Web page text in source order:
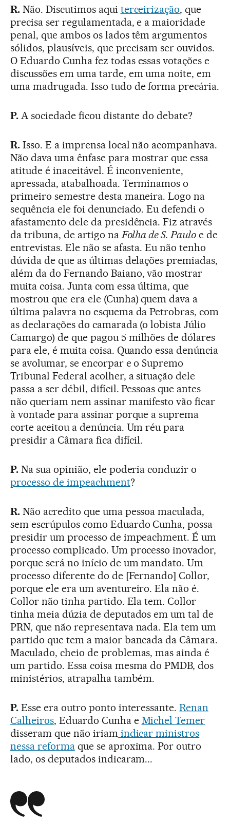
R. Não. Discutimos aqui terceirização, que
precisa ser regulamentada, e a maioridade
penal, que ambos os lados têm argumentos
sólidos, plausíveis, que precisam ser ouvidos.
O Eduardo Cunha fez todas essas votações e
discussões em uma tarde, em uma noite, em
uma madrugada. Isso tudo de forma precária.
P. A sociedade ficou distante do debate?
R. Isso. E a imprensa local não acompanhava.
Não dava uma ênfase para mostrar que essa
atitude é inaceitável. É inconveniente,
apressada, atabalhoada. Terminamos o
primeiro semestre desta maneira. Logo na
sequência ele foi denunciado. Eu defendi o
afastamento dele da presidência. Fiz através
da tribuna, de artigo na Folha de S. Paulo e de
entrevistas. Ele não se afasta. Eu não tenho
dúvida de que as últimas delações premiadas,
além da do Fernando Baiano, vão mostrar
muita coisa. Junta com essa última, que
mostrou que era ele (Cunha) quem dava a
última palavra no esquema da Petrobras, com
as declarações do camarada (o lobista Júlio
Camargo) de que pagou 5 milhões de dólares
para ele, é muita coisa. Quando essa denúncia
se avolumar, se encorpar e o Supremo
Tribunal Federal acolher, a situação dele
passa a ser débil, difícil. Pessoas que antes
não queriam nem assinar manifesto vão ficar
à vontade para assinar porque a suprema
corte aceitou a denúncia. Um réu para
presidir a Câmara fica difícil.
P. Na sua opinião, ele poderia conduzir o
processo de impeachment?
R. Não acredito que uma pessoa maculada,
sem escrúpulos como Eduardo Cunha, possa
presidir um processo de impeachment. É um
processo complicado. Um processo inovador,
porque será no início de um mandato. Um
processo diferente do de [Fernando] Collor,
porque ele era um aventureiro. Ela não é.
Collor não tinha partido. Ela tem. Collor
tinha meia dúzia de deputados em um tal de
PRN, que não representava nada. Ela tem um
partido que tem a maior bancada da Câmara.
Maculado, cheio de problemas, mas ainda é
um partido. Essa coisa mesma do PMDB, dos
ministérios, atrapalha também.
P. Esse era outro ponto interessante.Renan
Calheiros, Eduardo Cunha e Michel Temer
disseram que não iriam indicar ministros
nessa reformaque se aproxima. Por outro
lado, os deputados indicaram...